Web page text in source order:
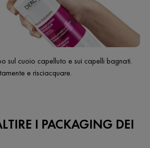
sul cuoio capelluto e sui capelli bagnati.
e risciacquare.
I PACKAGING DEI